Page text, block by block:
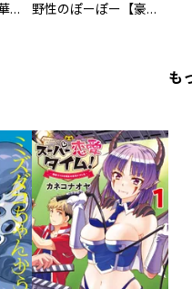
まろまろ日和【豪華版】 野性のぽーぽー【豪華版】
も